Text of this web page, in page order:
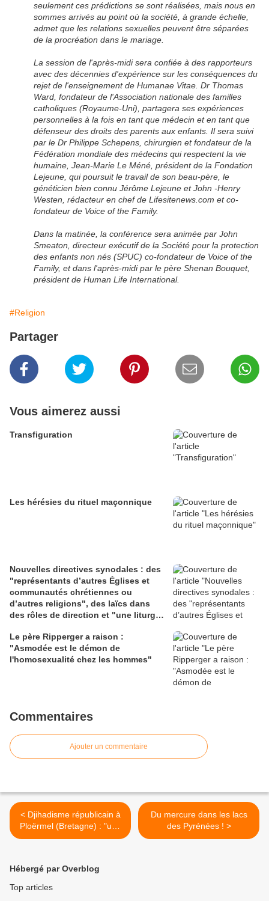
seulement ces prédictions se sont réalisées, mais nous en
sommes arrivés au point où la société, à grande échelle,
admet que les relations sexuelles peuvent être séparées
de la procréation dans le mariage.
La session de l'après-midi sera confiée à des rapporteurs
avec des décennies d'expérience sur les conséquences du
rejet de l'enseignement de Humanae Vitae. Dr Thomas
Ward, fondateur de l'Association nationale des familles
catholiques (Royaume-Uni), partagera ses expériences
personnelles à la fois en tant que médecin et en tant que
défenseur des droits des parents aux enfants. Il sera suivi
par le Dr Philippe Schepens, chirurgien et fondateur de la
Fédération mondiale des médecins qui respectent la vie
humaine, Jean-Marie Le Méné, président de la Fondation
Lejeune, qui poursuit le travail de son beau-père, le
généticien bien connu Jérôme Lejeune et John -Henry
Westen, rédacteur en chef de Lifesitenews.com et co-
fondateur de Voice of the Family.
Dans la matinée, la conférence sera animée par John
Smeaton, directeur exécutif de la Société pour la protection
des enfants non nés (SPUC) co-fondateur de Voice of the
Family, et dans l'après-midi par le père Shenan Bouquet,
président de Human Life International.
#Religion
Partager
Vous aimerez aussi
Transfiguration
Les hérésies du rituel maçonnique
Nouvelles directives synodales : des
"représentants d’autres Églises et
communautés chrétiennes ou
d’autres religions", des laïcs dans
des rôles de direction et "une liturgie
Le père Ripperger a raison :
"Asmodée est le démon de
l'homosexualité chez les hommes"
Commentaires
Ajouter un commentaire
< Djihadisme républicain à
Ploërmel (Bretagne) : "une
statue de Jean-Paul II
Du mercure dans les lacs
des Pyrénées ! >
Hébergé par Overblog
Top articles